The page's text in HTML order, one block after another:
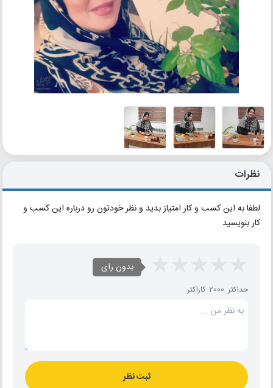
نظرات
لطفا به این کسب و کار امتیاز بدید و نظر خودتون رو درباره این کسب و
کار بنویسید
بدون رای
حداکثر 2000 کاراکتر
ثبت نظر